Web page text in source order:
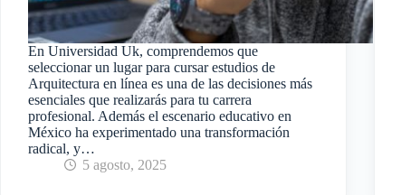
En Universidad Uk, comprendemos que
seleccionar un lugar para cursar estudios de
Arquitectura en línea es una de las decisiones más
esenciales que realizarás para tu carrera
profesional. Además el escenario educativo en
México ha experimentado una transformación
radical, y…
5 agosto, 2025